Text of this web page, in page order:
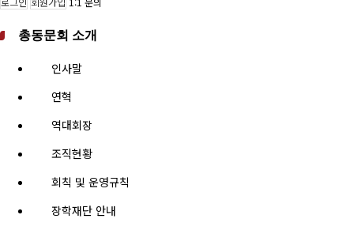
총동문회 소개
인사말
연혁
역대회장
조직현황
회칙 및 운영규칙
장학재단 안내